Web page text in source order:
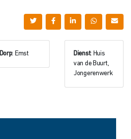
Dorp: Emst Dienst: Huis
van de Buurt,
Jongerenwerk